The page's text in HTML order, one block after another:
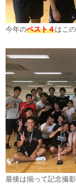
今年のベスト４はこ
最後は揃って記念撮影